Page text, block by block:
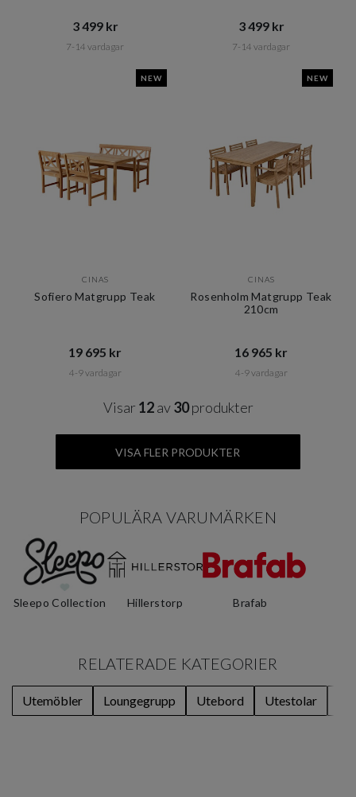
3 499 kr​​
7-14 vardagar
3 499 kr​​
7-14 vardagar
NEW
CINAS
Sofiero Matgrupp Teak
19 695 kr​​
4-9 vardagar
NEW
CINAS
Rosenholm Matgrupp Teak
210cm
16 965 kr​​
4-9 vardagar
Visar 12av30produkter
VISA FLER PRODUKTER
POPULÄRA VARUMÄRKEN
Sleepo Collection Hillerstorp Brafab
RELATERADE KATEGORIER
Utemöbler Loungegrupp Utebord Utestolar